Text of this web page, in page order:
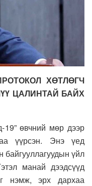
ХӨТЛӨГЧ
ЦАЛИНТАЙ БАЙХ
19” өвчний мөр дээр
үүрсэн. Энэ үед
байгууллагуудын үйл
манай дээдсүүд
нэмж, эрх дархаа